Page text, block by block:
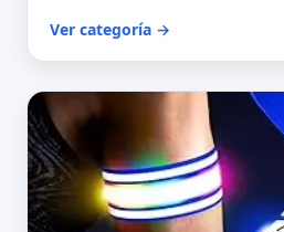
Ver categoría →